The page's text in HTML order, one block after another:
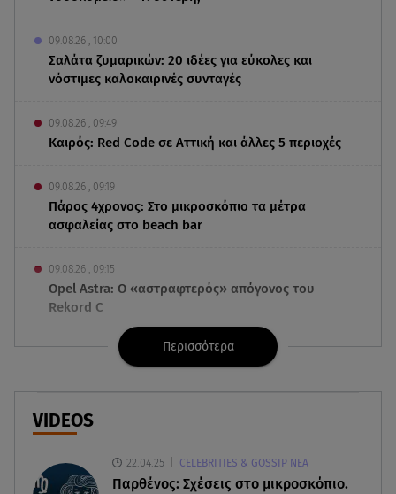
09.08.26 , 10:00
Σαλάτα ζυμαρικών: 20 ιδέες για εύκολες και
νόστιμες καλοκαιρινές συνταγές
09.08.26 , 09:49
Καιρός: Red Code σε Αττική και άλλες 5 περιοχές
09.08.26 , 09:19
Πάρος 4χρονος: Στο μικροσκόπιο τα μέτρα
ασφαλείας στο beach bar
09.08.26 , 09:15
Opel Astra: Ο «αστραφτερός» απόγονος του
Rekord C
Γουίτνεϊ Χιούστον: Οι καταχρήσεις ο γάμος και η
κρυφή σχέση με τη βοηθό της
09.08.26 , 08:44
Σοβαρό τροχαίο στο Λαγονήσι: Τραυματίες δύο
αστυνομικοί της ΔΙΑΣ
Περισσότερα
VIDEOS
22.04.25 CELEBRITIES & GOSSIP ΝΕΑ
Παρθένος: Σχέσεις στο μικροσκόπιο.